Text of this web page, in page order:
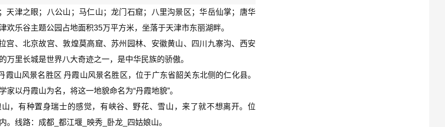
天津之眼；八公山；马仁山；龙门石窟；八里沟景区；华岳仙掌；唐华
乐谷主题公园占地面积35万平方米，坐落于天津市东丽湖畔。
宫、北京故宫、敦煌莫高窟、苏州园林、安徽黄山、四川九寨沟、西安
里长城是世界八大奇迹之一，是中华民族的骄傲。
山风景名胜区 丹霞山风景名胜区，位于广东省韶关东北侧的仁化县。
以丹霞山为名，将这一地貌命名为“丹霞地貌”。
，有种置身瑞士的感觉，有峡谷、野花、雪山，来了就不想离开。位
线路：成都_都江堰_映秀_卧龙_四姑娘山。